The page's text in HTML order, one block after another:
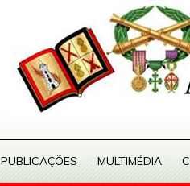
PUBLICAÇÕES MULTIMÉDIA